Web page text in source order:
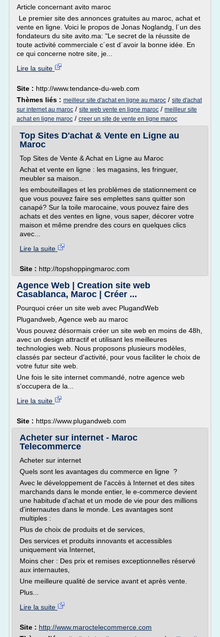
Article concernant avito maroc
Le premier site des annonces gratuites au maroc, achat et
vente en ligne. Voici le propos de Jonas Noglandg, l´un des
fondateurs du site avito.ma: "Le secret de la réussite de
toute activité commerciale c´est d´avoir la bonne idée. En
ce qui concerne notre site, je...
Lire la suite
Site : http://www.tendance-du-web.com
Thèmes liés : meilleur site d'achat en ligne au maroc / site d'achat
sur internet au maroc / site web vente en ligne maroc / meilleur site
achat en ligne maroc / creer un site de vente en ligne maroc
Top Sites D'achat & Vente en Ligne au
Maroc
Top Sites de Vente & Achat en Ligne au Maroc
Achat et vente en ligne : les magasins, les fringuer,
meubler sa maison..
les embouteillages et les problèmes de stationnement ce
que vous pouvez faire ses emplettes sans quitter son
canapé? Sur la toile marocaine, vous pouvez faire des
achats et des ventes en ligne, vous saper, décorer votre
maison et même prendre des cours en quelques clics
avec...
Lire la suite
Site : http://topshoppingmaroc.com
Agence Web | Creation site web
Casablanca, Maroc | Créer ...
Pourquoi créer un site web avec PlugandWeb
Plugandweb, Agence web au maroc
Vous pouvez désormais créer un site web en moins de 48h,
avec un design attractif et utilisant les meilleures
technologies web. Nous proposons plusieurs modèles,
classés par secteur d'activité, pour vous faciliter le choix de
votre futur site web.
Une fois le site internet commandé, notre agence web
s'occupera de la...
Lire la suite
Site : https://www.plugandweb.com
Acheter sur internet - Maroc
Telecommerce
Acheter sur internet
Quels sont les avantages du commerce en ligne ?
Avec le développement de l'accès à Internet et des sites
marchands dans le monde entier, le e-commerce devient
une habitude d'achat et un mode de vie pour des millions
d'internautes dans le monde. Les avantages sont
multiples :
Plus de choix de produits et de services,
Des services et produits innovants et accessibles
uniquement via Internet,
Moins cher : Des prix et remises exceptionnelles réservé
aux internautes,
Une meilleure qualité de service avant et après vente.
Plus...
Lire la suite
Site : http://www.maroctelecommerce.com